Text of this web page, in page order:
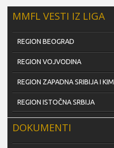
MMFL VESTI IZ LIGA
REGION BEOGRAD
REGION VOJVODINA
REGION ZAPADNA SRIBIJA I KIM
REGION ISTOČNA SRBIJA
DOKUMENTI